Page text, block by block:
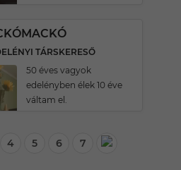
TÁRSKERESŐ
50 éves vagyok
edelényben élek 10 éve
váltam el.
4 5 6 7